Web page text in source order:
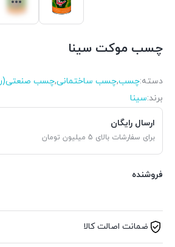
چسب موکت سینا
دسته:چسب,چسب ساختمانی,چسب
برند:سینا
ارسال رایگان
برای سفارشات بالای 5 میلیون تومان
فروشنده
ضمانت اصالت کالا